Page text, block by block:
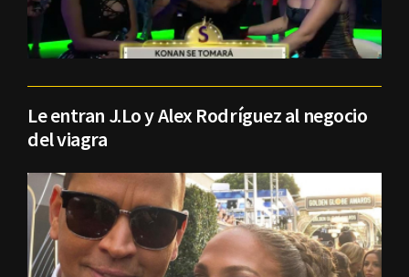
Le entran J.Lo y Alex Rodríguez al negocio
del viagra